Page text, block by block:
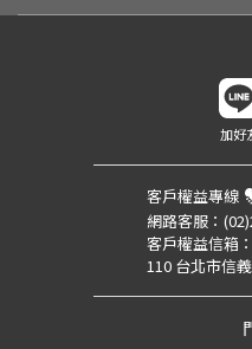
加好
客戶權益專線
網路客服：
客戶權益信箱：
110 台北市信